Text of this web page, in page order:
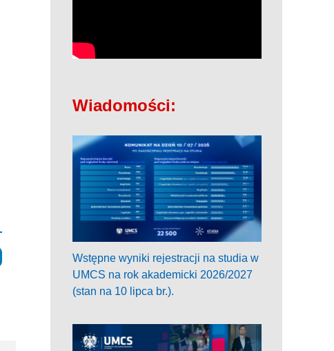
Wiadomości:
Wstępne wyniki rejestracji na studia w
UMCS na rok akademicki 2026/2027
(stan na 10 lipca br.).